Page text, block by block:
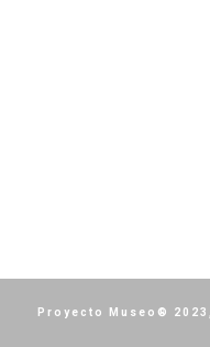
Proyecto Museo®